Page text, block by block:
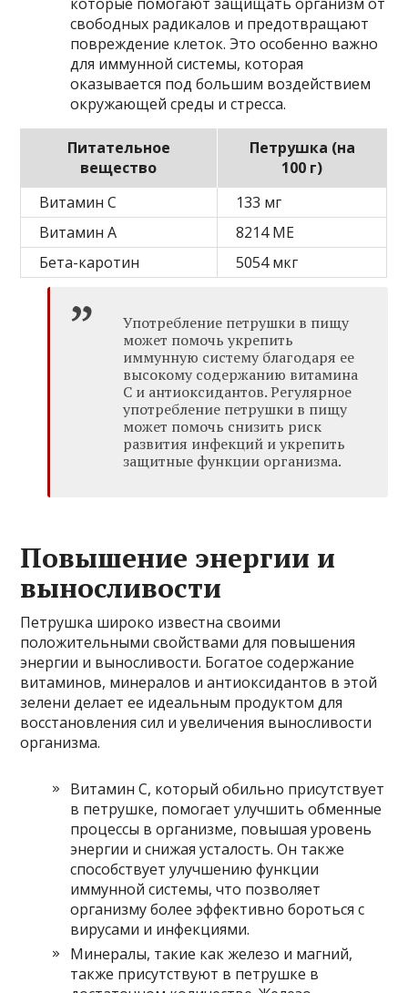
которые помогают защищать организм от
свободных радикалов и предотвращают
повреждение клеток. Это особенно важно
для иммунной системы, которая
оказывается под большим воздействием
окружающей среды и стресса.
Питательное
вещество
Петрушка (на
100 г)
Витамин C
133 мг
Витамин A
8214 МЕ
Бета-каротин
5054 мкг
Употребление петрушки в пищу
может помочь укрепить
иммунную систему благодаря ее
высокому содержанию витамина
С и антиоксидантов. Регулярное
употребление петрушки в пищу
может помочь снизить риск
развития инфекций и укрепить
защитные функции организма.
Повышение энергии и
выносливости
Петрушка широко известна своими
положительными свойствами для повышения
энергии и выносливости. Богатое содержание
витаминов, минералов и антиоксидантов в этой
зелени делает ее идеальным продуктом для
восстановления сил и увеличения выносливости
организма.
Витамин C, который обильно присутствует
в петрушке, помогает улучшить обменные
процессы в организме, повышая уровень
энергии и снижая усталость. Он также
способствует улучшению функции
иммунной системы, что позволяет
организму более эффективно бороться с
вирусами и инфекциями.
Минералы, такие как железо и магний,
также присутствуют в петрушке в